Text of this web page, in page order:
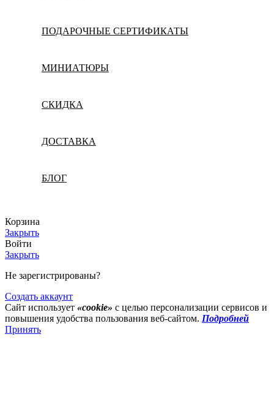
ПОДАРОЧНЫЕ СЕРТИФИКАТЫ
МИНИАТЮРЫ
СКИДКА
ДОСТАВКА
БЛОГ
Корзина
Закрыть
Войти
Закрыть
Не зарегистрированы?
Создать аккаунт
Сайт использует «cookie» с целью персонализации сервисов и
повышения удобства пользования веб-сайтом. Подробней
Принять